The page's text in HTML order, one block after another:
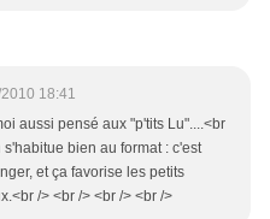
18:41
aussi pensé aux "p'tits Lu"....<br
s'habitue bien au format : c'est
et ça favorise les petits
/> <br /> <br /> <br />